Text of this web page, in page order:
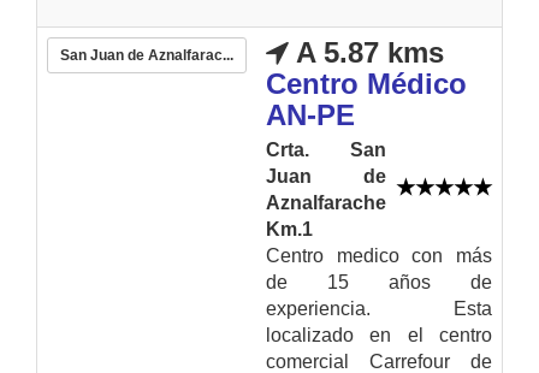
San Juan de Aznalfarac...
A 5.87 kms
Centro Médico
AN-PE
Crta. San
Juan de
Aznalfarache
Km.1
Centro medico con más
de 15 años de
experiencia. Esta
localizado en el centro
comercial Carrefour de